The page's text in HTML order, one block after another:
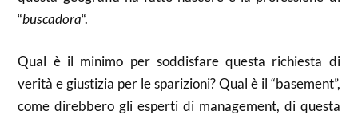
“buscadora“.
Qual è il minimo per soddisfare questa richiesta di
verità e giustizia per le sparizioni? Qual è il “basement”,
come direbbero gli esperti di management, di questa